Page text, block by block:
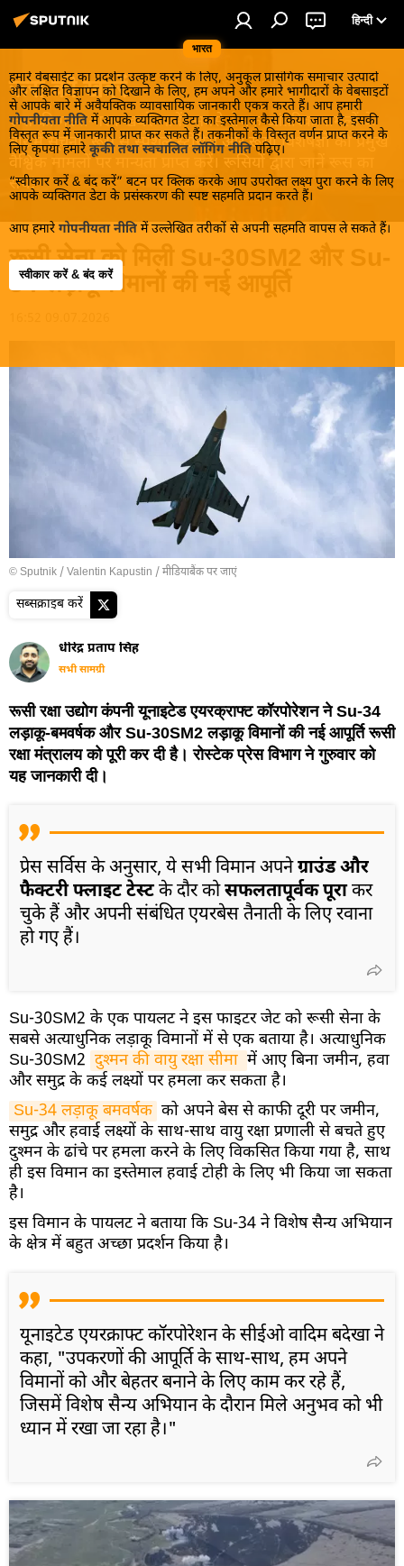
भारत
हिन्दी
हमारे वेबसाईट का प्रदर्शन उत्कृष्ट करने के लिए, अनुकूल प्रासंगिक समाचार उत्पादों
और लक्षित विज्ञापन को दिखाने के लिए, हम अपने और हमारे भागीदारों के वेबसाइटों
से आपके बारे में अवैयक्तिक व्यावसायिक जानकारी एकत्र करते हैं। आप हमारी
गोपनीयता नीति में आपके व्यक्तिगत डेटा का इस्तेमाल कैसे किया जाता है, इसकी
विस्तृत रूप में जानकारी प्राप्त कर सकते हैं। तकनीकों के विस्तृत वर्णन प्राप्त करने के
लिए कृपया हमारे कूकी तथा स्वचालित लॉगिंग नीति पढ़िए।
“स्वीकार करें & बंद करें” बटन पर क्लिक करके आप उपरोक्त लक्ष्य पुरा करने के लिए
आपके व्यक्तिगत डेटा के प्रसंस्करण की स्पष्ट सहमति प्रदान करते हैं।
आप हमारे गोपनीयता नीति में उल्लेखित तरीकों से अपनी सहमति वापस ले सकते हैं।
स्वीकार करें & बंद करें
रूस की खबरें
रूस की गरमा-गरम खबरें जानें! सबसे रोचक आंतरिक मामलों के
बारे में सूचना, रूस से स्पेशल स्टोरीस और रूसी विशेषज्ञों की प्रमुख
वैश्विक मामलों पर मान्यता प्राप्त करें। रूसियों द्वारा जानें रूस का
सच!
रूसी सेना को मिली Su-30SM2 और Su-
34 लड़ाकू विमानों की नई आपूर्ति
© Sputnik / Valentin Kapustin /मीडियाबैंक पर जाएं
सब्सक्राइब करें
धीरेंद्र प्रताप सिंह
सभी सामग्री
रूसी रक्षा उद्योग कंपनी यूनाइटेड एयरक्राफ्ट कॉरपोरेशन ने Su-34
लड़ाकू-बमवर्षक और Su-30SM2 लड़ाकू विमानों की नई आपूर्ति रूसी
रक्षा मंत्रालय को पूरी कर दी है। रोस्टेक प्रेस विभाग ने गुरुवार को
यह जानकारी दी।
प्रेस सर्विस के अनुसार, ये सभी विमान अपनेग्राउंड और
फैक्टरी फ्लाइट टेस्टके दौर कोसफलतापूर्वक पूराकर
चुके हैं और अपनी संबंधित एयरबेस तैनाती के लिए रवाना
हो गए हैं।
Su-30SM2 के एक पायलट ने इस फाइटर जेट को रूसी सेना के
सबसे अत्याधुनिक लड़ाकू विमानों में से एक बताया है। अत्याधुनिक
Su-30SM2 दुश्मन की वायु रक्षा सीमा में आए बिना जमीन, हवा
और समुद्र के कई लक्ष्यों पर हमला कर सकता है।
Su-34 लड़ाकू बमवर्षक को अपने बेस से काफी दूरी पर जमीन,
समुद्र और हवाई लक्ष्यों के साथ-साथ वायु रक्षा प्रणाली से बचते हुए
दुश्मन के ढांचे पर हमला करने के लिए विकसित किया गया है, साथ
ही इस विमान का इस्तेमाल हवाई टोही के लिए भी किया जा सकता
है।
इस विमान के पायलट ने बताया कि Su-34 ने विशेष सैन्य अभियान
के क्षेत्र में बहुत अच्छा प्रदर्शन किया है।
यूनाइटेड एयरक्राफ्ट कॉरपोरेशन के सीईओ वादिम बदेखा ने
कहा, "उपकरणों की आपूर्ति के साथ-साथ, हम अपने
विमानों को और बेहतर बनाने के लिए काम कर रहे हैं,
जिसमें विशेष सैन्य अभियान के दौरान मिले अनुभव को भी
ध्यान में रखा जा रहा है।"